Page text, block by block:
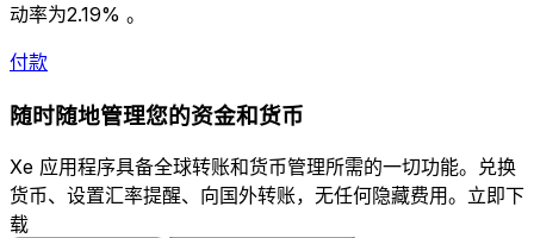
动率为2.19% 。
付款
随时随地管理您的资金和货币
Xe 应用程序具备全球转账和货币管理所需的一切功能。兑换
货币、设置汇率提醒、向国外转账，无任何隐藏费用。立即下
载